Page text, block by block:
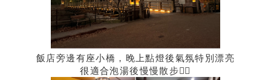
飯店旁邊有座小橋，晚上點燈後氣氛特別漂亮
很適合泡湯後慢慢散步🚶‍♀️